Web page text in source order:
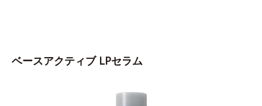
ベースアクティブ LPセラム